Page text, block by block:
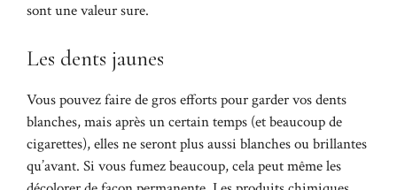
sont une valeur sure.
Les dents jaunes
Vous pouvez faire de gros efforts pour garder vos dents
blanches, mais après un certain temps (et beaucoup de
cigarettes), elles ne seront plus aussi blanches ou brillantes
qu’avant. Si vous fumez beaucoup, cela peut même les